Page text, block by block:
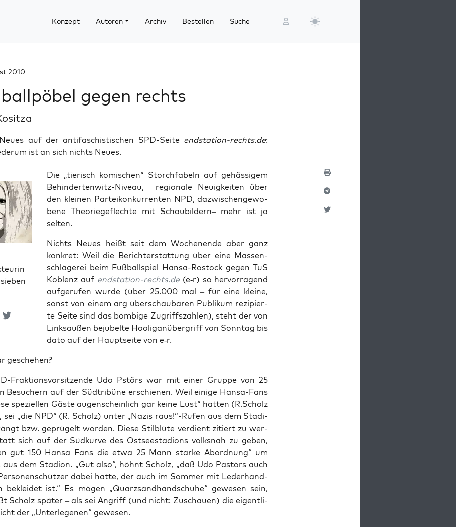
Konzept Autoren Archiv Bestellen Suche
2010
gegen rechts
auf der antifaschistischen SPD-Seite endstation-rechts.de:
ist an sich nichts Neues.
Die „tie­risch komi­schen“ Storch­fa­beln auf gehäs­si­gem
Behin­der­ten­witz-Niveau, regio­na­le Neu­ig­kei­ten über
den klei­nen Par­tei­kon­kur­ren­ten NPD, dazwi­schen­ge­wo­
be­ne Theo­rie­ge­flech­te mit Schau­bil­dern– mehr ist ja
selten.
Nichts Neu­es heißt seit dem Wochen­en­de aber ganz
kon­kret: Weil die Bericht­erstat­tung über eine Mas­sen­
schlä­ge­rei beim Fuß­ball­spiel Han­sa-Ros­tock gegen TuS
Koblenz auf endstation-rechts.de (e‑r) so her­vor­ra­gend
auf­ge­ru­fen wur­de (über 25.000 mal – für eine klei­ne,
sonst von einem arg über­schau­ba­ren Publi­kum rezi­pier­
te Sei­te sind das bom­bi­ge Zugriffs­zah­len), steht der von
Links­au­ßen beju­bel­te Hoo­li­gan­über­griff von Sonn­tag bis
dato auf der Haupt­sei­te von e‑r.
geschehen?
Frak­ti­ons­vor­sit­zen­de Udo Pstörs war mit einer Grup­pe von 25
Besu­chern auf der Süd­tri­bü­ne erschie­nen. Weil eini­ge Han­sa-Fans
spe­zi­el­len Gäs­te augen­schein­lich gar kei­ne Lust“ hat­ten (R.Scholz
sei „die NPD“ (R. Scholz) unter „Nazis raus!“-Rufen aus dem Sta­di­
bzw. geprü­gelt wor­den. Die­se Stil­blü­te ver­dient zitiert zu wer­
sich auf der Süd­kur­ve des Ost­see­sta­di­ons volks­nah zu geben,
gut 150 Han­sa Fans die etwa 25 Mann star­ke Abord­nung“ um
aus dem Sta­di­on. „Gut also“, höhnt Scholz, „daß Udo Pas­törs auch
dabei hat­te, der auch im Som­mer mit Leder­hand­
beklei­det ist.“ Es mögen „Quarz­sand­hand­schu­he“ gewe­sen sein,
Scholz spä­ter – als sei Angriff (und nicht: Zuschau­en) die eigent­li­
der „Unter­le­ge­nen“ gewesen.